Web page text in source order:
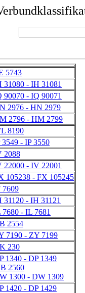
5743
31080 - IH 31081
90070 - IQ 90071
2976 - HN 2979
2796 - HM 2799
8190
3549 - IP 3550
2088
22000 - IV 22001
105238 - FX 105245
7609
31120 - IH 31121
7680 - IL 7681
2554
7190 - ZY 7199
230
1340 - DP 1349
2560
1300 - DW 1309
1420 - DP 1429